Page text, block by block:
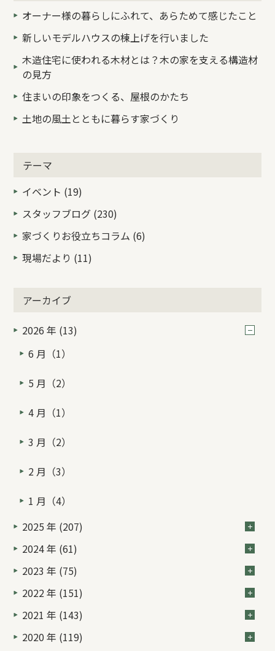
オーナー様の暮らしにふれて、あらためて感じたこと
新しいモデルハウスの棟上げを行いました
木造住宅に使われる木材とは？木の家を支える構造材
の見方
住まいの印象をつくる、屋根のかたち
土地の風土とともに暮らす家づくり
テーマ
イベント (19)
スタッフブログ (230)
家づくりお役立ちコラム (6)
現場だより (11)
アーカイブ
2026 年 (13)
6 月（1）
5 月（2）
4 月（1）
3 月（2）
2 月（3）
1 月（4）
2025 年 (207)
2024 年 (61)
2023 年 (75)
2022 年 (151)
2021 年 (143)
2020 年 (119)